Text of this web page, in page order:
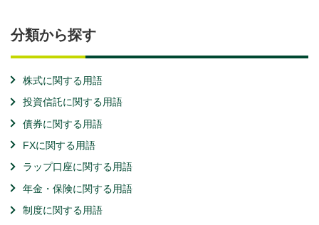
分類から探す
株式に関する用語
投資信託に関する用語
債券に関する用語
FXに関する用語
ラップ口座に関する用語
年金・保険に関する用語
制度に関する用語